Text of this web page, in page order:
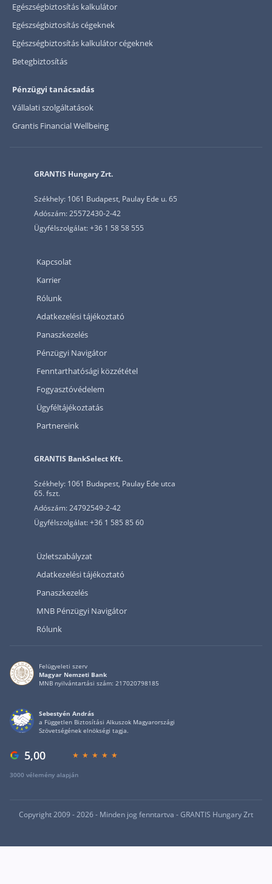
Egészségbiztosítás kalkulátor
Egészségbiztosítás cégeknek
Egészségbiztosítás kalkulátor cégeknek
Betegbiztosítás
Pénzügyi tanácsadás
Vállalati szolgáltatások
Grantis Financial Wellbeing
GRANTIS Hungary Zrt.
Székhely: 1061 Budapest, Paulay Ede u. 65
Adószám: 25572430-2-42
Ügyfélszolgálat: +36 1 58 58 555
Kapcsolat
Karrier
Rólunk
Adatkezelési tájékoztató
Panaszkezelés
Pénzügyi Navigátor
Fenntarthatósági közzététel
Fogyasztóvédelem
Ügyféltájékoztatás
Partnereink
GRANTIS BankSelect Kft.
Székhely: 1061 Budapest, Paulay Ede utca
65. fszt.
Adószám: 24792549-2-42
Ügyfélszolgálat: +36 1 585 85 60
Üzletszabályzat
Adatkezelési tájékoztató
Panaszkezelés
MNB Pénzügyi Navigátor
Rólunk
Felügyeleti szerv
Magyar Nemzeti Bank
MNB nyilvántartási szám: 217020798185
Sebestyén András
a Független Biztosítási Alkuszok Magyarországi
Szövetségének elnökségi tagja.
5,00
3000 vélemény alapján
Copyright 2009 - 2026 - Minden jog fenntartva - GRANTIS Hungary Zrt